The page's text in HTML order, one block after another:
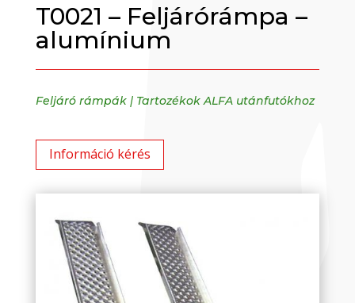
T0021 – Feljárórámpa –
alumínium
Feljáró rámpák| Tartozékok ALFA utánfutókhoz
Információ kérés